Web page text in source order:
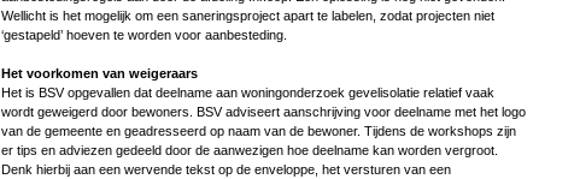
Wellicht is het mogelijk om een saneringsproject apart te labelen, zodat projecten niet
‘gestapeld’ hoeven te worden voor aanbesteding.
Het voorkomen van weigeraars
Het is BSV opgevallen dat deelname aan woningonderzoek gevelisolatie relatief vaak
wordt geweigerd door bewoners. BSV adviseert aanschrijving voor deelname met het logo
van de gemeente en geadresseerd op naam van de bewoner. Tijdens de workshops zijn
er tips en adviezen gedeeld door de aanwezigen hoe deelname kan worden vergroot.
Denk hierbij aan een wervende tekst op de enveloppe, het versturen van een